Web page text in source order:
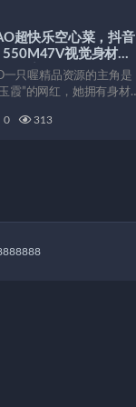
超快乐空心菜，抖音
视觉身材打
美翻天！
一只喔精品资源的主角是
霞”的网红，她拥有身材
0
313